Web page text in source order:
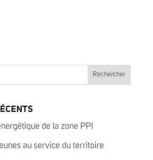
de la zone PPI
au service du territoire